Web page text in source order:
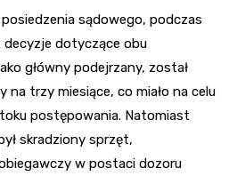
posiedzenia sądowego, podczas
decyzje dotyczące obu
główny podejrzany, został
trzy miesiące, co miało na celu
postępowania. Natomiast
skradziony sprzęt,
w postaci dozoru